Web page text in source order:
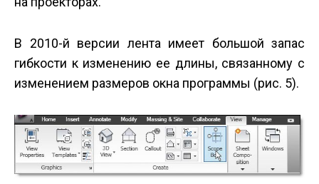
В 2010-й версии лента имеет большой запас
гибкости к изменению ее длины, связанному с
изменением размеров окна программы (рис. 5).